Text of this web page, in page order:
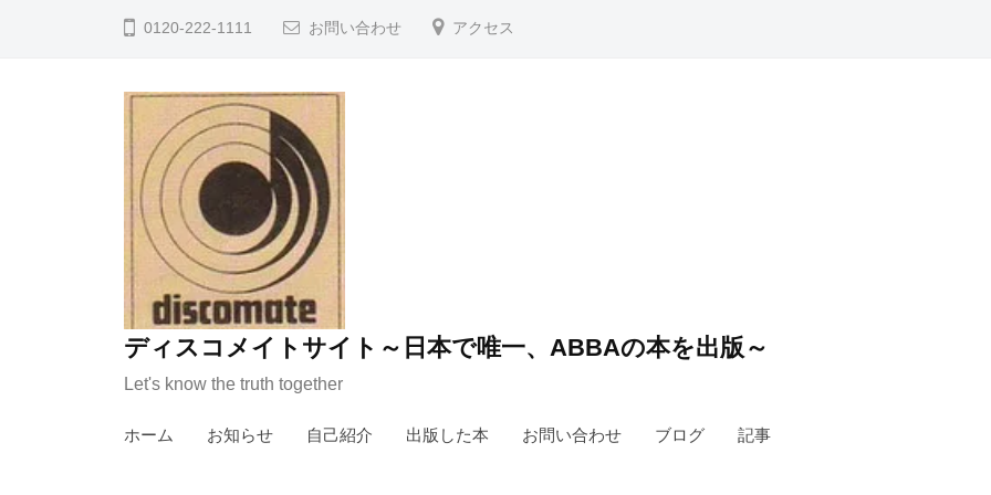
0120-222-1111 お問い合わせ アクセス
ディスコメイトサイト～日本で唯一、ABBAの本を出版～
Let's know the truth together
ホーム お知らせ 自己紹介 出版した本 お問い合わせ ブログ 記事